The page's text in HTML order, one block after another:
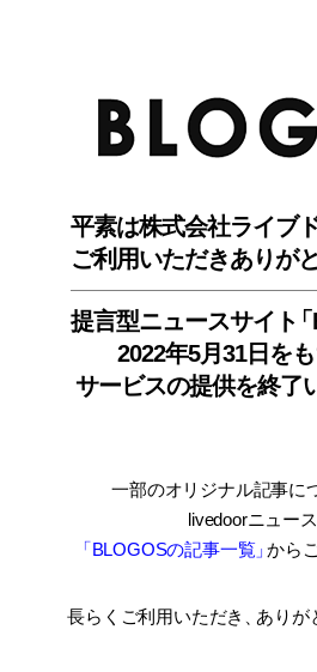
平素は株式会社ライブ
ご利用いただきありが
提言型ニュースサイ ト
2022年5月31日を
サービスの提供を終了
一部のオリジナル記事に
livedoorニュー
「BLOGOSの記事一覧」から
長らくご利用いただき ありが